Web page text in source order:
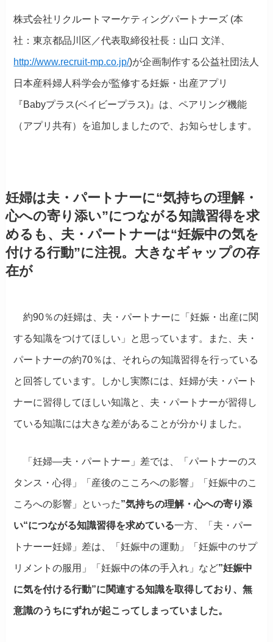
株式会社リクルートマーケティングパートナーズ (本
社：東京都品川区／代表取締役社長：山口 文洋、
http://www.recruit-mp.co.jp/)が企画制作する公益社団法人
日本産科婦人科学会が監修する妊娠・出産アプリ
『Babyプラス(ベイビープラス)』は、ペアリング機能
（アプリ共有）を追加しましたので、お知らせします。
妊婦は夫・パートナーに“気持ちの理解・
心への寄り添い”につながる知識習得を求
めるも、夫・パートナーは“妊娠中の気を
付ける行動”に注視。大きなギャップの存
在が
約90％の妊婦は、夫・パートナーに「妊娠・出産に関
する知識をつけてほしい」と思っています。また、夫・
パートナーの約70％は、それらの知識習得を行っている
と回答しています。しかし実際には、妊婦が夫・パート
ナーに習得してほしい知識と、夫・パートナーが習得し
ている知識には大きな差があることが分かりました。
「妊婦―夫・パートナー」差では、「パートナーのス
タンス・心得」「産後のこころへの影響」「妊娠中のこ
ころへの影響」といった”気持ちの理解・心への寄り添
い“につながる知識習得を求めている一方、「夫・パー
トナーー妊婦」差は、「妊娠中の運動」「妊娠中のサプ
リメントの服用」「妊娠中の体の手入れ」など”妊娠中
に気を付ける行動”に関連する知識を取得しており、無
意識のうちにずれが起こってしまっていました。